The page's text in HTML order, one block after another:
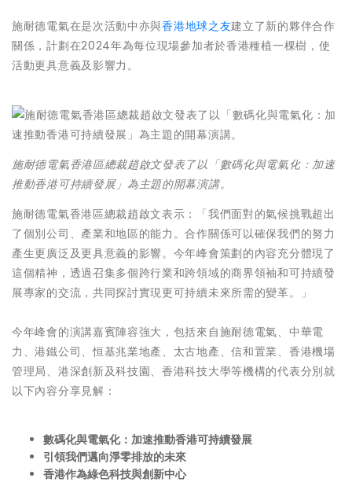
施耐德電氣在是次活動中亦與香港地球之友建立了新的夥伴合作
關係，計劃在2024年為每位現場參加者於香港種植一棵樹，使
活動更具意義及影響力。
施耐德電氣香港區總裁趙啟文發表了以「數碼化與電氣化：加速
推動香港可持續發展」為主題的開幕演講。
施耐德電氣香港區總裁趙啟文表示：「我們面對的氣候挑戰超出
了個別公司、產業和地區的能力。合作關係可以確保我們的努力
產生更廣泛及更具意義的影響。今年峰會策劃的內容充分體現了
這個精神，透過召集多個跨行業和跨領域的商界領袖和可持續發
展專家的交流，共同探討實現更可持續未來所需的變革。」
今年峰會的演講嘉賓陣容強大，包括來自施耐德電氣、中華電
力、港鐵公司、恒基兆業地產、太古地產、信和置業、香港機場
管理局、港深創新及科技園、香港科技大學等機構的代表分別就
以下內容分享見解：
數碼化與電氣化：加速推動香港可持續發展
引領我們邁向淨零排放的未來
香港作為綠色科技與創新中心